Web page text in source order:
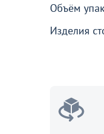
Объём
Изделия